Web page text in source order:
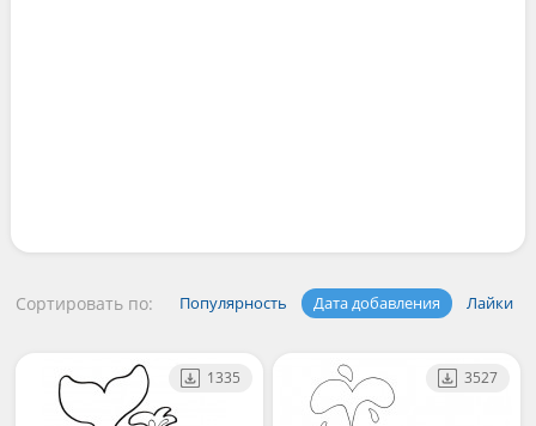
Сортировать по: Популярность Дата добавления Лайки
1335 3527